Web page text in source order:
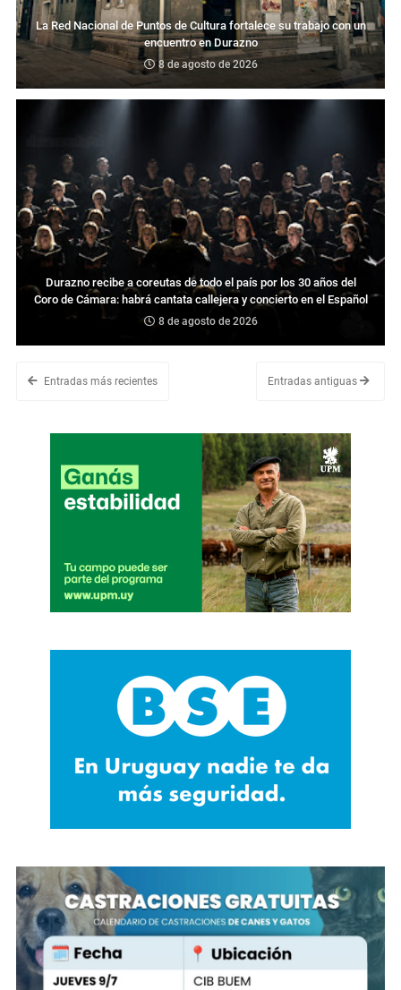
La Red Nacional de Puntos de Cultura fortalece su trabajo con un
encuentro en Durazno
8 de agosto de 2026
Durazno recibe a coreutas de todo el país por los 30 años del
Coro de Cámara: habrá cantata callejera y concierto en el Español
8 de agosto de 2026
Entradas más recientes Entradas antiguas